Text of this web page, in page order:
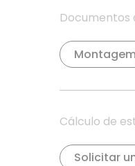
Documentos
Montagem
Cálculo de
Solicitar